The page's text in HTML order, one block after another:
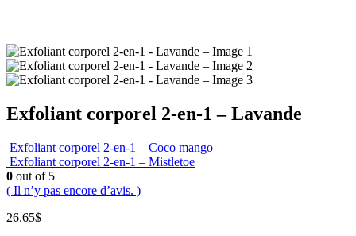
Exfoliant corporel 2-en-1 – Lavande
Exfoliant corporel 2-en-1 – Coco mango
Exfoliant corporel 2-en-1 – Mistletoe
0 out of 5
( Il n’y pas encore d’avis. )
26.65$